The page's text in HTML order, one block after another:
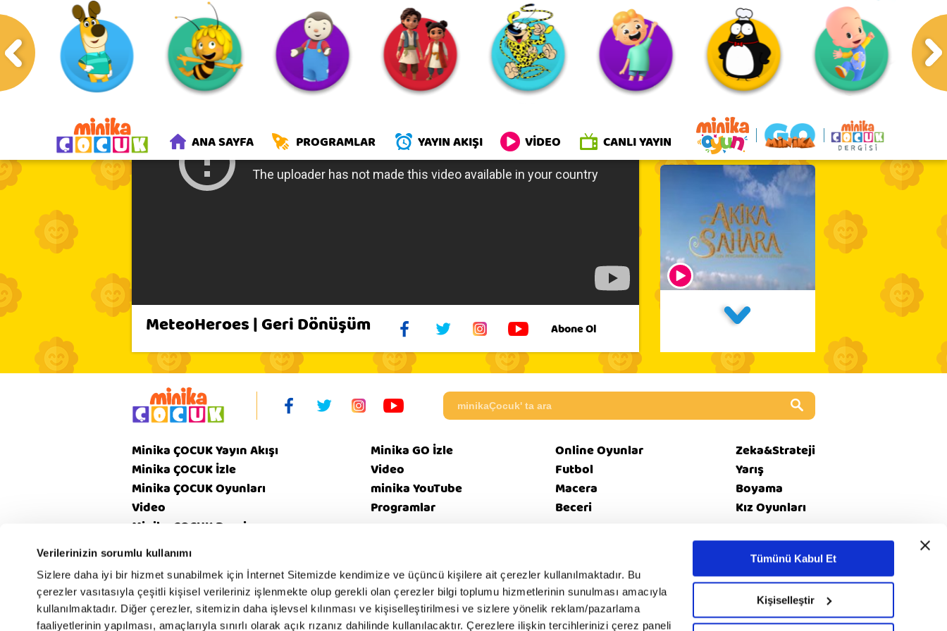
Verilerinizin sorumlu kullanımı
Sizlere daha iyi bir hizmet sunabilmek için İnternet Sitemizde kendimize ve üçüncü kişilere ait çerezler kullanılmaktadır. Bu
çerezler vasıtasıyla çeşitli kişisel verileriniz işlenmekte olup gerekli olan çerezler bilgi toplumu hizmetlerinin sunulması amacıyla
kullanılmaktadır. Diğer çerezler, sitemizin daha işlevsel kılınması ve kişiselleştirilmesi ve sizlere yönelik reklam/pazarlama
faaliyetlerinin yapılması, amaçlarıyla sınırlı olarak açık rızanız dahilinde kullanılacaktır. Çerezlere ilişkin tercihlerinizi çerez paneli
Tümünü Kabul Et
Kişiselleştir
ANA SAYFA PROGRAMLAR YAYIN AKIŞI VİDEO CANLI YAYIN
Programlar
MeteoHeroes | Geri Dönüşüm Abone Ol
Minika ÇOCUK Yayın Akışı
Minika ÇOCUK İzle
Minika ÇOCUK Oyunları
Video
Minika ÇOCUK Dergi
Minika GO İzle
Video
minika YouTube
Programlar
Online Oyunlar
Futbol
Macera
Beceri
Zeka&Strateji
Yarış
Boyama
Kız Oyunları
Hakkımızda
Gizlilik
Politikamız
Veri
Politikası
Bize
Ulaşın
Künye EBülten SSS
Güvenli
İnternet
© 2020 minika. Tüm
hakları saklıdır.